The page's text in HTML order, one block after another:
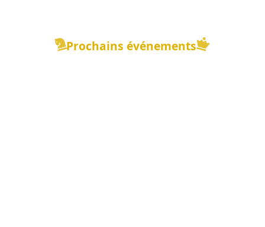
Prochains événements